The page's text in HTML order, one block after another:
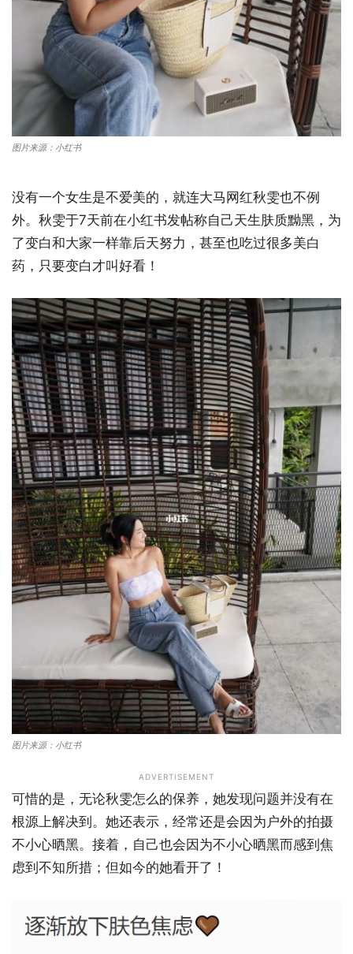
图片来源：小红书
没有一个女生是不爱美的，就连大马网红秋雯也不例
外。秋雯于7天前在小红书发帖称自己天生肤质黝黑，为
了变白和大家一样靠后天努力，甚至也吃过很多美白
药，只要变白才叫好看！
图片来源：小红书
ADVERTISEMENT
可惜的是，无论秋雯怎么的保养，她发现问题并没有在
根源上解决到。她还表示，经常还是会因为户外的拍摄
不小心晒黑。接着，自己也会因为不小心晒黑而感到焦
虑到不知所措；但如今的她看开了！